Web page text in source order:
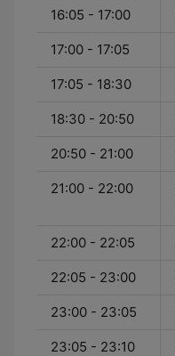
16:05 - 17:00
17:00 - 17:05
17:05 - 18:30
18:30 - 20:50
20:50 - 21:00
21:00 - 22:00
22:00 - 22:05
22:05 - 23:00
23:00 - 23:05
23:05 - 23:10